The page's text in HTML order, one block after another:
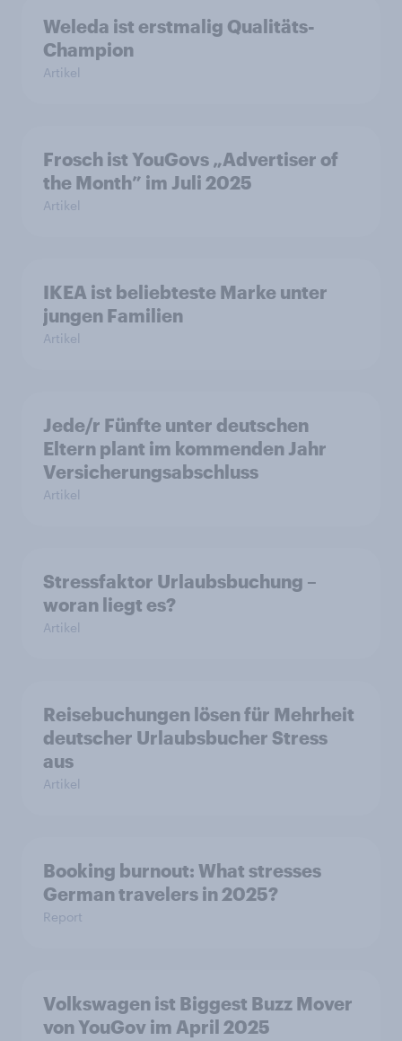
Weleda ist erstmalig Qualitäts-
Champion
Artikel
Frosch ist YouGovs „Advertiser of
the Month” im Juli 2025
Artikel
IKEA ist beliebteste Marke unter
jungen Familien
Artikel
Jede/r Fünfte unter deutschen
Eltern plant im kommenden Jahr
Versicherungsabschluss
Artikel
Stressfaktor Urlaubsbuchung –
woran liegt es?
Artikel
Reisebuchungen lösen für Mehrheit
deutscher Urlaubsbucher Stress
aus
Artikel
Booking burnout: What stresses
German travelers in 2025?
Report
Volkswagen ist Biggest Buzz Mover
von YouGov im April 2025